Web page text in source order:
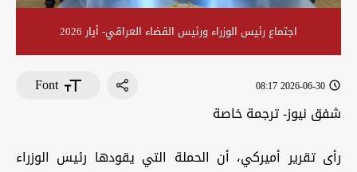
اجتماع رئيس الوزراء ورئيس القضاء العراقي- أيار 2026
2026-06-30 08:17
Font
شفق نيوز- ترجمة خاصة
رأى تقرير أميركي، أن الحملة التي يقودها رئيس الوزراء